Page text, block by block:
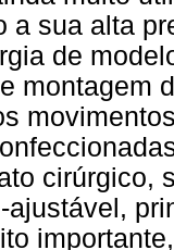
a sua alta
de
montagem
cirúrgico,
ajustável,